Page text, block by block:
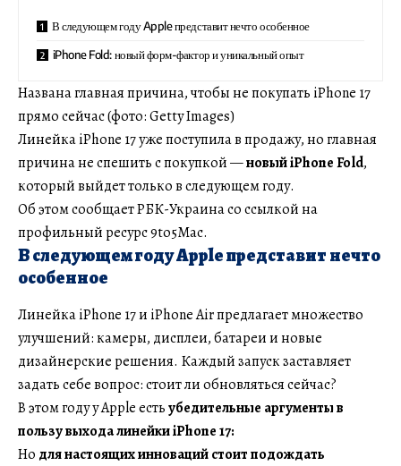
В следующем году Apple представит нечто особенное
iPhone Fold: новый форм-фактор и уникальный опыт
Названа главная причина, чтобы не покупать iPhone 17
прямо сейчас (фото: Getty Images)
Линейка iPhone 17 уже поступила в продажу, но главная
причина не спешить с покупкой —новый iPhone Fold,
который выйдет только в следующем году.
Об этом сообщает РБК-Украина со ссылкой на
профильный ресурс 9to5Mac.
В следующем году Apple представит нечто
особенное
Линейка iPhone 17 и iPhone Air предлагает множество
улучшений: камеры, дисплеи, батареи и новые
дизайнерские решения. Каждый запуск заставляет
задать себе вопрос: стоит ли обновляться сейчас?
В этом году у Apple естьубедительные аргументы в
пользу выхода линейки iPhone 17:
Но для настоящих инноваций стоит подождать